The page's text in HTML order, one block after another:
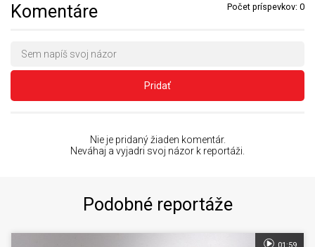
Komentáre Počet príspevkov: 0
Pridať
Nie je pridaný žiaden komentár.
Neváhaj a vyjadri svoj názor k reportáži.
Podobné reportáže
01:59